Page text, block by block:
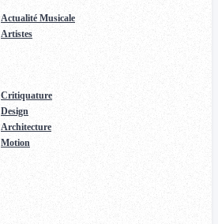
Actualité Musicale
Artistes
Critiquature
Design
Architecture
Motion